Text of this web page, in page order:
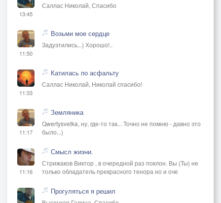
13:45
Саллас Николай, Спасибо
11:50
Возьми мое сердце
Задуэтились...) Хорошо!..
11:33
Катилась по асфальту
Саллас Николай, Николай спасибо!
11:17
Земляника
Qwertysvetka, ну, где-то так... Точно не помню - давно это
было...)
11:16
Смысл жизни.
Стрижаков Виктор , в очередной раз поклон. Вы (Ты) не
только обладатель прекрасного тенора но и оче
Прогуляться я решил